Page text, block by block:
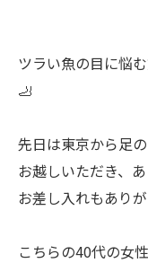
ツラい魚の目に悩
🦶
先日は東京から足
お越しいただき、
お差し入れもあり
こちらの40代の女